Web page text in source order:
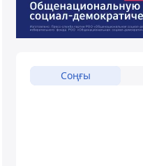
Соңғы